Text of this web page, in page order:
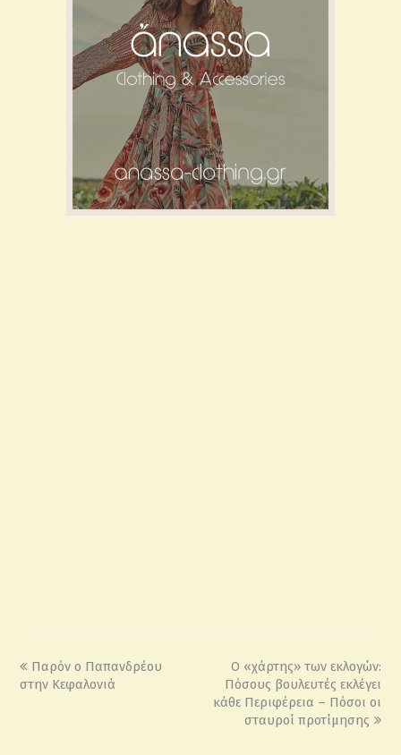
Παρόν ο Παπανδρέου
στην Κεφαλονιά
Ο «χάρτης» των εκλογών:
Πόσους βουλευτές εκλέγει
κάθε Περιφέρεια – Πόσοι οι
σταυροί προτίμησης